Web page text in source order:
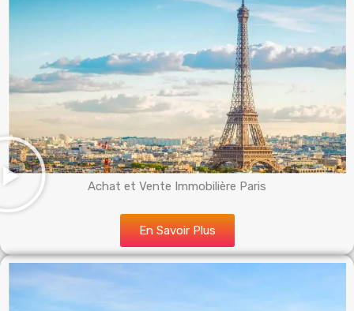
Achat et Vente Immobilière Paris
En Savoir Plus